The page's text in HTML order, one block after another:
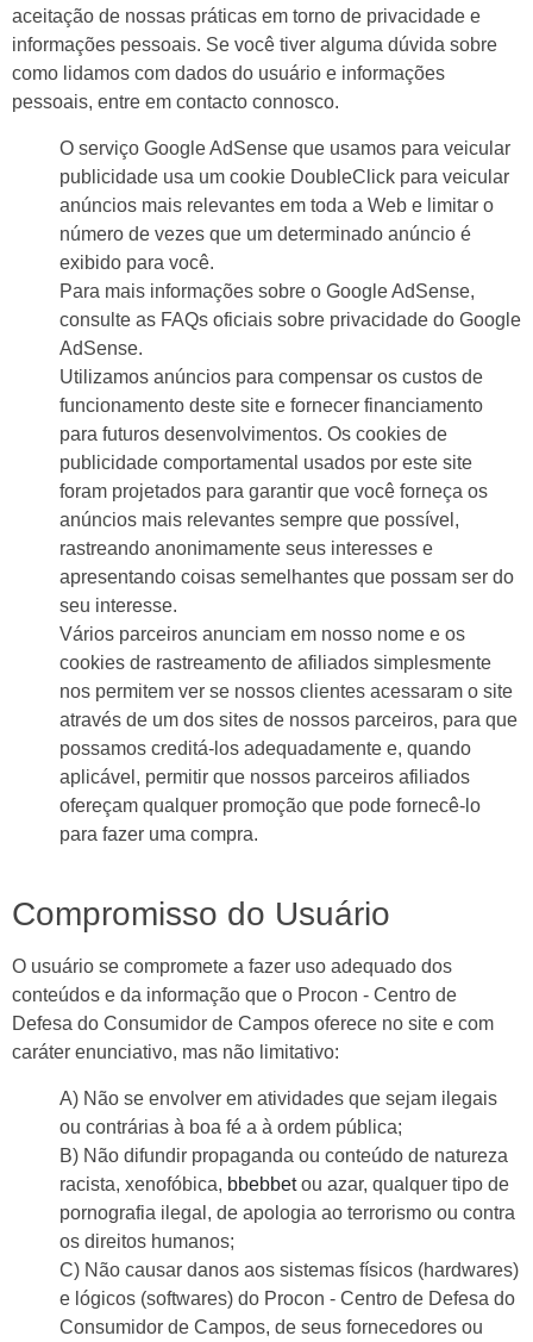
aceitação de nossas práticas em torno de privacidade e
informações pessoais. Se você tiver alguma dúvida sobre
como lidamos com dados do usuário e informações
pessoais, entre em contacto connosco.
O serviço Google AdSense que usamos para veicular
publicidade usa um cookie DoubleClick para veicular
anúncios mais relevantes em toda a Web e limitar o
número de vezes que um determinado anúncio é
exibido para você.
Para mais informações sobre o Google AdSense,
consulte as FAQs oficiais sobre privacidade do Google
AdSense.
Utilizamos anúncios para compensar os custos de
funcionamento deste site e fornecer financiamento
para futuros desenvolvimentos. Os cookies de
publicidade comportamental usados ​​por este site
foram projetados para garantir que você forneça os
anúncios mais relevantes sempre que possível,
rastreando anonimamente seus interesses e
apresentando coisas semelhantes que possam ser do
seu interesse.
Vários parceiros anunciam em nosso nome e os
cookies de rastreamento de afiliados simplesmente
nos permitem ver se nossos clientes acessaram o site
através de um dos sites de nossos parceiros, para que
possamos creditá-los adequadamente e, quando
aplicável, permitir que nossos parceiros afiliados
ofereçam qualquer promoção que pode fornecê-lo
para fazer uma compra.
Compromisso do Usuário
O usuário se compromete a fazer uso adequado dos
conteúdos e da informação que o Procon - Centro de
Defesa do Consumidor de Campos oferece no site e com
caráter enunciativo, mas não limitativo:
A) Não se envolver em atividades que sejam ilegais
ou contrárias à boa fé a à ordem pública;
B) Não difundir propaganda ou conteúdo de natureza
racista, xenofóbica, bbebbetou azar, qualquer tipo de
pornografia ilegal, de apologia ao terrorismo ou contra
os direitos humanos;
C) Não causar danos aos sistemas físicos (hardwares)
e lógicos (softwares) do Procon - Centro de Defesa do
Consumidor de Campos, de seus fornecedores ou